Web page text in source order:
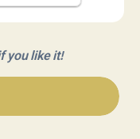
you like it!